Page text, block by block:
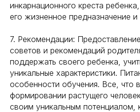
инкарнационного креста
его жизненное предназначение
7. Рекомендации:
советов и рекомендаций
поддержать своего ребенка,
уникальные характеристики.
особенности обучения. Все, что
формировании растущего
своим уникальным потенциалом,